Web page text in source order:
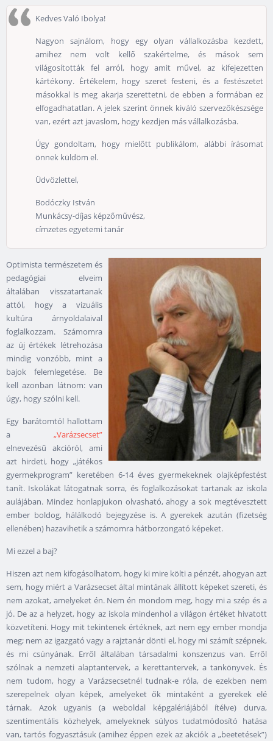
Kedves Való Ibolya!
Nagyon sajnálom, hogy egy olyan vállalkozásba kezdett,
amihez nem volt kellő szakértelme, és mások sem
világosították fel arról, hogy amit művel, az kifejezetten
kártékony. Értékelem, hogy szeret festeni, és a festészetet
másokkal is meg akarja szerettetni, de ebben a formában ez
elfogadhatatlan. A jelek szerint önnek kiváló szervezőkészsége
van, ezért azt javaslom, hogy kezdjen más vállalkozásba.
Úgy gondoltam, hogy mielőtt publikálom, alábbi írásomat
önnek küldöm el.
Üdvözlettel,
Bodóczky István
Munkácsy-díjas képzőművész,
címzetes egyetemi tanár
Optimista természetem és
pedagógiai elveim
általában visszatartanak
attól, hogy a vizuális
kultúra árnyoldalaival
foglalkozzam. Számomra
az új értékek létrehozása
mindig vonzóbb, mint a
bajok felemlegetése. Be
kell azonban látnom: van
úgy, hogy szólni kell.
Egy barátomtól hallottam
a „Varázsecset”
elnevezésű akcióról, ami
azt hirdeti, hogy „játékos
gyermekprogram” keretében 6-14 éves gyermekeknek olajképfestést
tanít. Iskolákat látogatnak sorra, és foglalkozásokat tartanak az iskola
aulájában. Mindez honlapjukon olvasható, ahogy a sok megtévesztett
ember boldog, hálálkodó bejegyzése is. A gyerekek azután (fizetség
ellenében) hazavihetik a számomra hátborzongató képeket.
Mi ezzel a baj?
Hiszen azt nem kifogásolhatom, hogy ki mire költi a pénzét, ahogyan azt
sem, hogy miért a Varázsecset által mintának állított képeket szereti, és
nem azokat, amelyeket én. Nem én mondom meg, hogy mi a szép és a
jó. De az a helyzet, hogy az iskola mindenhol a világon értéket hivatott
közvetíteni. Hogy mit tekintenek értéknek, azt nem egy ember mondja
meg; nem az igazgató vagy a rajztanár dönti el, hogy mi számít szépnek,
és mi csúnyának. Erről általában társadalmi konszenzus van. Erről
szólnak a nemzeti alaptantervek, a kerettantervek, a tankönyvek. És
nem tudom, hogy a Varázsecsetnél tudnak-e róla, de ezekben nem
szerepelnek olyan képek, amelyeket ők mintaként a gyerekek elé
tárnak. Azok ugyanis (a weboldal képgalériájából ítélve) durva,
szentimentális közhelyek, amelyeknek súlyos tudatmódosító hatása
van, tartós fogyasztásuk (amihez éppen ezek az akciók a „beetetések”)